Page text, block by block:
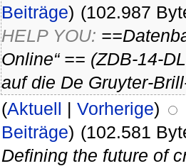
Beiträge) (102.987
HELP YOU:
Online“ == (ZDB-14-
auf die De Gruyter-
(Aktuell | Vorherige)
Beiträge) (102.581
Defining the future of